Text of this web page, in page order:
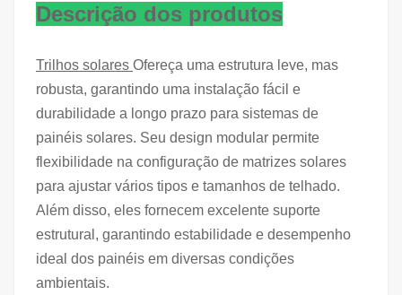
Descrição dos produtos
Trilhos solares Ofereça uma estrutura leve, mas
robusta, garantindo uma instalação fácil e
durabilidade a longo prazo para sistemas de
painéis solares. Seu design modular permite
flexibilidade na configuração de matrizes solares
para ajustar vários tipos e tamanhos de telhado.
Além disso, eles fornecem excelente suporte
estrutural, garantindo estabilidade e desempenho
ideal dos painéis em diversas condições
ambientais.